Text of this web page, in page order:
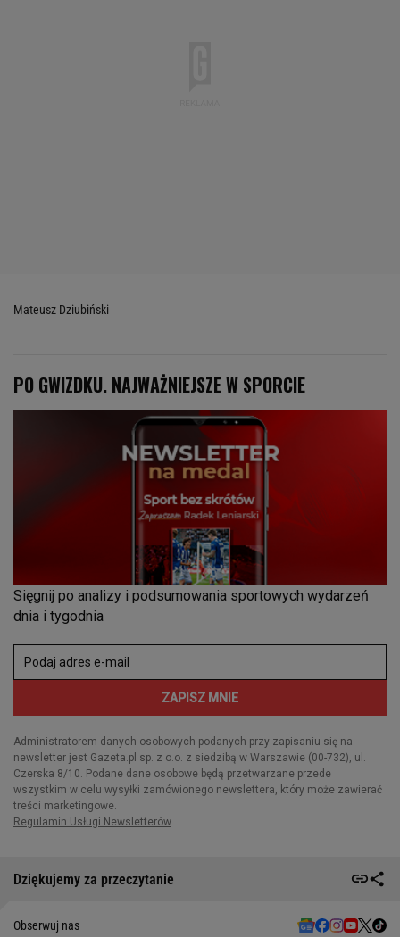
Mateusz Dziubiński
Dziękujemy za przeczytanie
Obserwuj nas